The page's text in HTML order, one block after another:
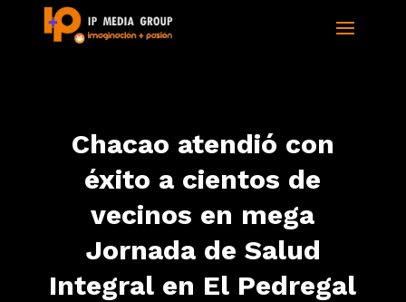
Chacao atendió con
éxito a cientos de
vecinos en mega
Jornada de Salud
Integral en El Pedregal